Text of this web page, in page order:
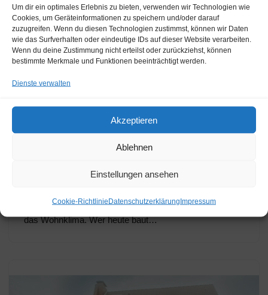
Um dir ein optimales Erlebnis zu bieten, verwenden wir Technologien wie
Cookies, um Geräteinformationen zu speichern und/oder darauf
zuzugreifen. Wenn du diesen Technologien zustimmst, können wir Daten
wie das Surfverhalten oder eindeutige IDs auf dieser Website verarbeiten.
Wenn du deine Zustimmung nicht erteilst oder zurückziehst, können
bestimmte Merkmale und Funktionen beeinträchtigt werden.
Dienste verwalten
Akzeptieren
Ablehnen
Einstellungen ansehen
Cookie-RichtlinieDatenschutzerklärungImpressum
zusammenwirken
vonKettWeb 27. Mai 2025
Lichtspender Fenster sind weit mehr als nur Öffnungen
prägen die Architektur und beeinflussen entscheidend
das Wohnklima. Wer heute baut…